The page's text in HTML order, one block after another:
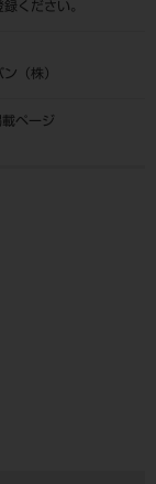
録ください。
（株）
ページ